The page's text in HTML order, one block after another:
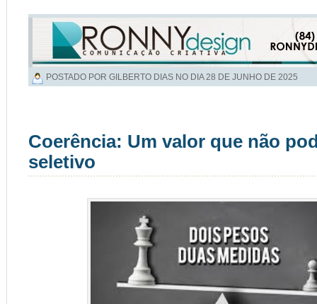
POSTADO POR GILBERTO DIAS NO DIA28 DE JUNHO DE 2025
Coerência: Um valor que não
seletivo